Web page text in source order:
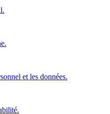
et les données.